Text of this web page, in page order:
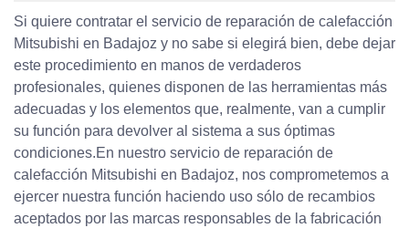
Si quiere contratar el servicio de reparación de calefacción
Mitsubishi en Badajoz y no sabe si elegirá bien, debe dejar
este procedimiento en manos de verdaderos
profesionales, quienes disponen de las herramientas más
adecuadas y los elementos que, realmente, van a cumplir
su función para devolver al sistema a sus óptimas
condiciones.En nuestro servicio de reparación de
calefacción Mitsubishi en Badajoz, nos comprometemos a
ejercer nuestra función haciendo uso sólo de recambios
aceptados por las marcas responsables de la fabricación